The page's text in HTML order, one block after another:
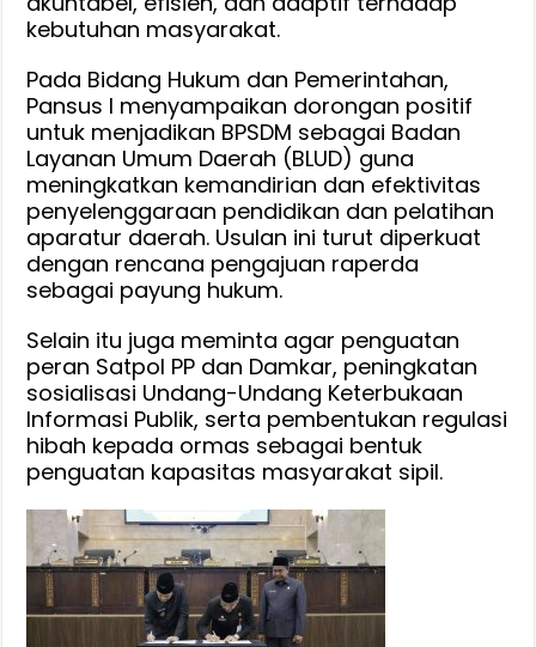
kebutuhan masyarakat.
Pada Bidang Hukum dan Pemerintahan,
Pansus I menyampaikan dorongan positif
untuk menjadikan BPSDM sebagai Badan
Layanan Umum Daerah (BLUD) guna
meningkatkan kemandirian dan efektivitas
penyelenggaraan pendidikan dan pelatihan
aparatur daerah. Usulan ini turut diperkuat
dengan rencana pengajuan raperda
sebagai payung hukum.
Selain itu juga meminta agar penguatan
peran Satpol PP dan Damkar, peningkatan
sosialisasi Undang-Undang Keterbukaan
Informasi Publik, serta pembentukan regulasi
hibah kepada ormas sebagai bentuk
penguatan kapasitas masyarakat sipil.